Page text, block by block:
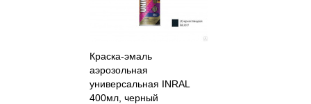
Краска-эмаль
аэрозольная
универсальная INRAL
400мл, черный